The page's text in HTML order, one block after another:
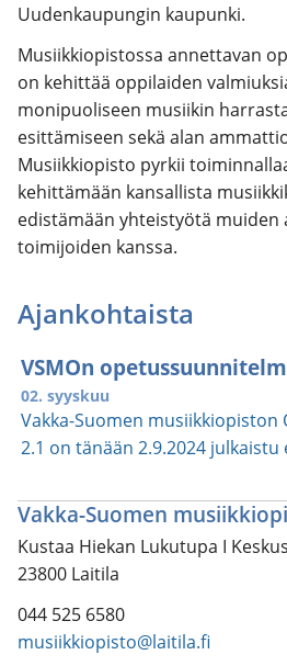
Uudenkaupungin kaupunki.
Musiikkiopistossa annettavan
on kehittää oppilaiden
monipuoliseen musiikin
esittämiseen sekä alan
Musiikkiopisto pyrkii
kehittämään kansallista
edistämään yhteistyötä muiden
toimijoiden kanssa.
Ajankohtaista
VSMOn
02. syyskuu
Vakka-Suomen
2.1 on tänään 2.9.2024 julkaistu
Vakka-Suomen
Kustaa Hiekan Lukutupa I
23800 Laitila
044 525 6580
musiikkiopisto@laitila.fi